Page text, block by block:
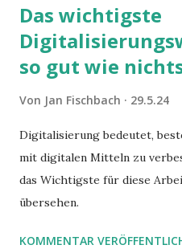
Das wichtigste
so gut wie
Von Jan Fischbach 29.5.24
Digitalisierung bedeutet,
mit digitalen Mitteln zu
das Wichtigste für diese
übersehen.
KOMMENTAR